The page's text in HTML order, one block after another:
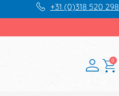
+31 (0)318 520 298
0